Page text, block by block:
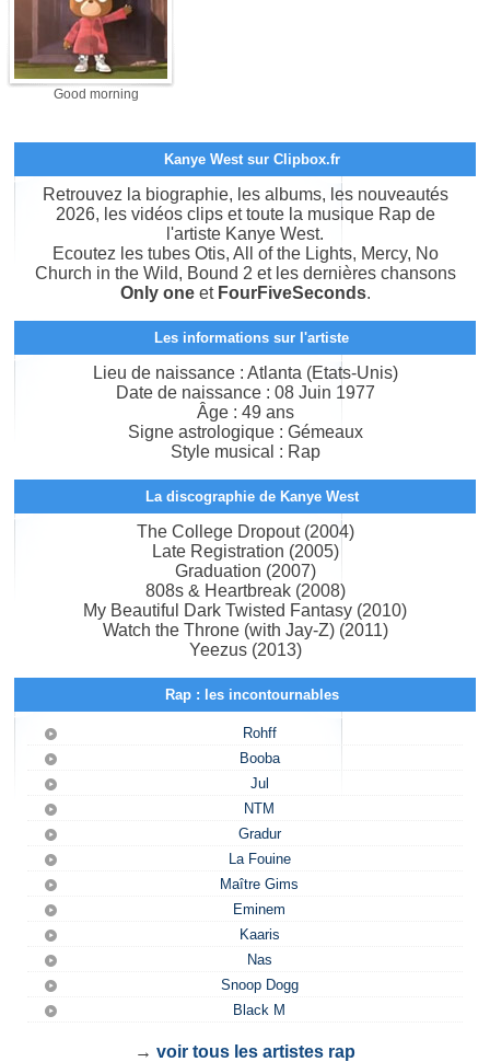
Good morning
Kanye West sur Clipbox.fr
Retrouvez la biographie, les albums, les nouveautés
2026, les vidéos clips et toute la musique Rap de
l'artiste Kanye West.
Ecoutez les tubes Otis, All of the Lights, Mercy, No
Church in the Wild, Bound 2 et les dernières chansons
Only oneet FourFiveSeconds.
Les informations sur l'artiste
Lieu de naissance : Atlanta (Etats-Unis)
Date de naissance : 08 Juin 1977
Âge : 49 ans
Signe astrologique : Gémeaux
Style musical : Rap
La discographie de Kanye West
The College Dropout (2004)
Late Registration (2005)
Graduation (2007)
808s & Heartbreak (2008)
My Beautiful Dark Twisted Fantasy (2010)
Watch the Throne (with Jay-Z) (2011)
Yeezus (2013)
Rap : les incontournables
Rohff
Booba
Jul
NTM
Gradur
La Fouine
Maître Gims
Eminem
Kaaris
Nas
Snoop Dogg
Black M
→ voir tous les artistes rap